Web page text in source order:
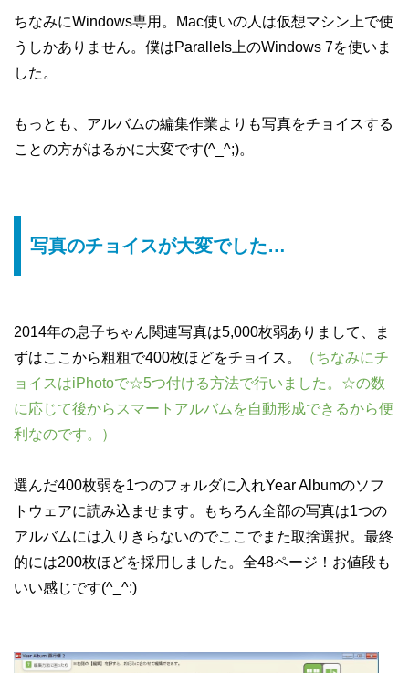
ちなみにWindows専用。Mac使いの人は仮想マシン上で使
うしかありません。僕はParallels上のWindows 7を使いま
した。
もっとも、アルバムの編集作業よりも写真をチョイスする
ことの方がはるかに大変です(^_^;)。
写真のチョイスが大変でした…
2014年の息子ちゃん関連写真は5,000枚弱ありまして、ま
ずはここから粗粗で400枚ほどをチョイス。
（ちなみにチ
ョイスはiPhotoで☆5つ付ける方法で行いました。☆の数
に応じて後からスマートアルバムを自動形成できるから便
利なのです。）
選んだ400枚弱を1つのフォルダに入れYear Albumのソフ
トウェアに読み込ませます。もちろん全部の写真は1つの
アルバムには入りきらないのでここでまた取捨選択。最終
的には200枚ほどを採用しました。全48ページ！お値段も
いい感じです(^_^;)